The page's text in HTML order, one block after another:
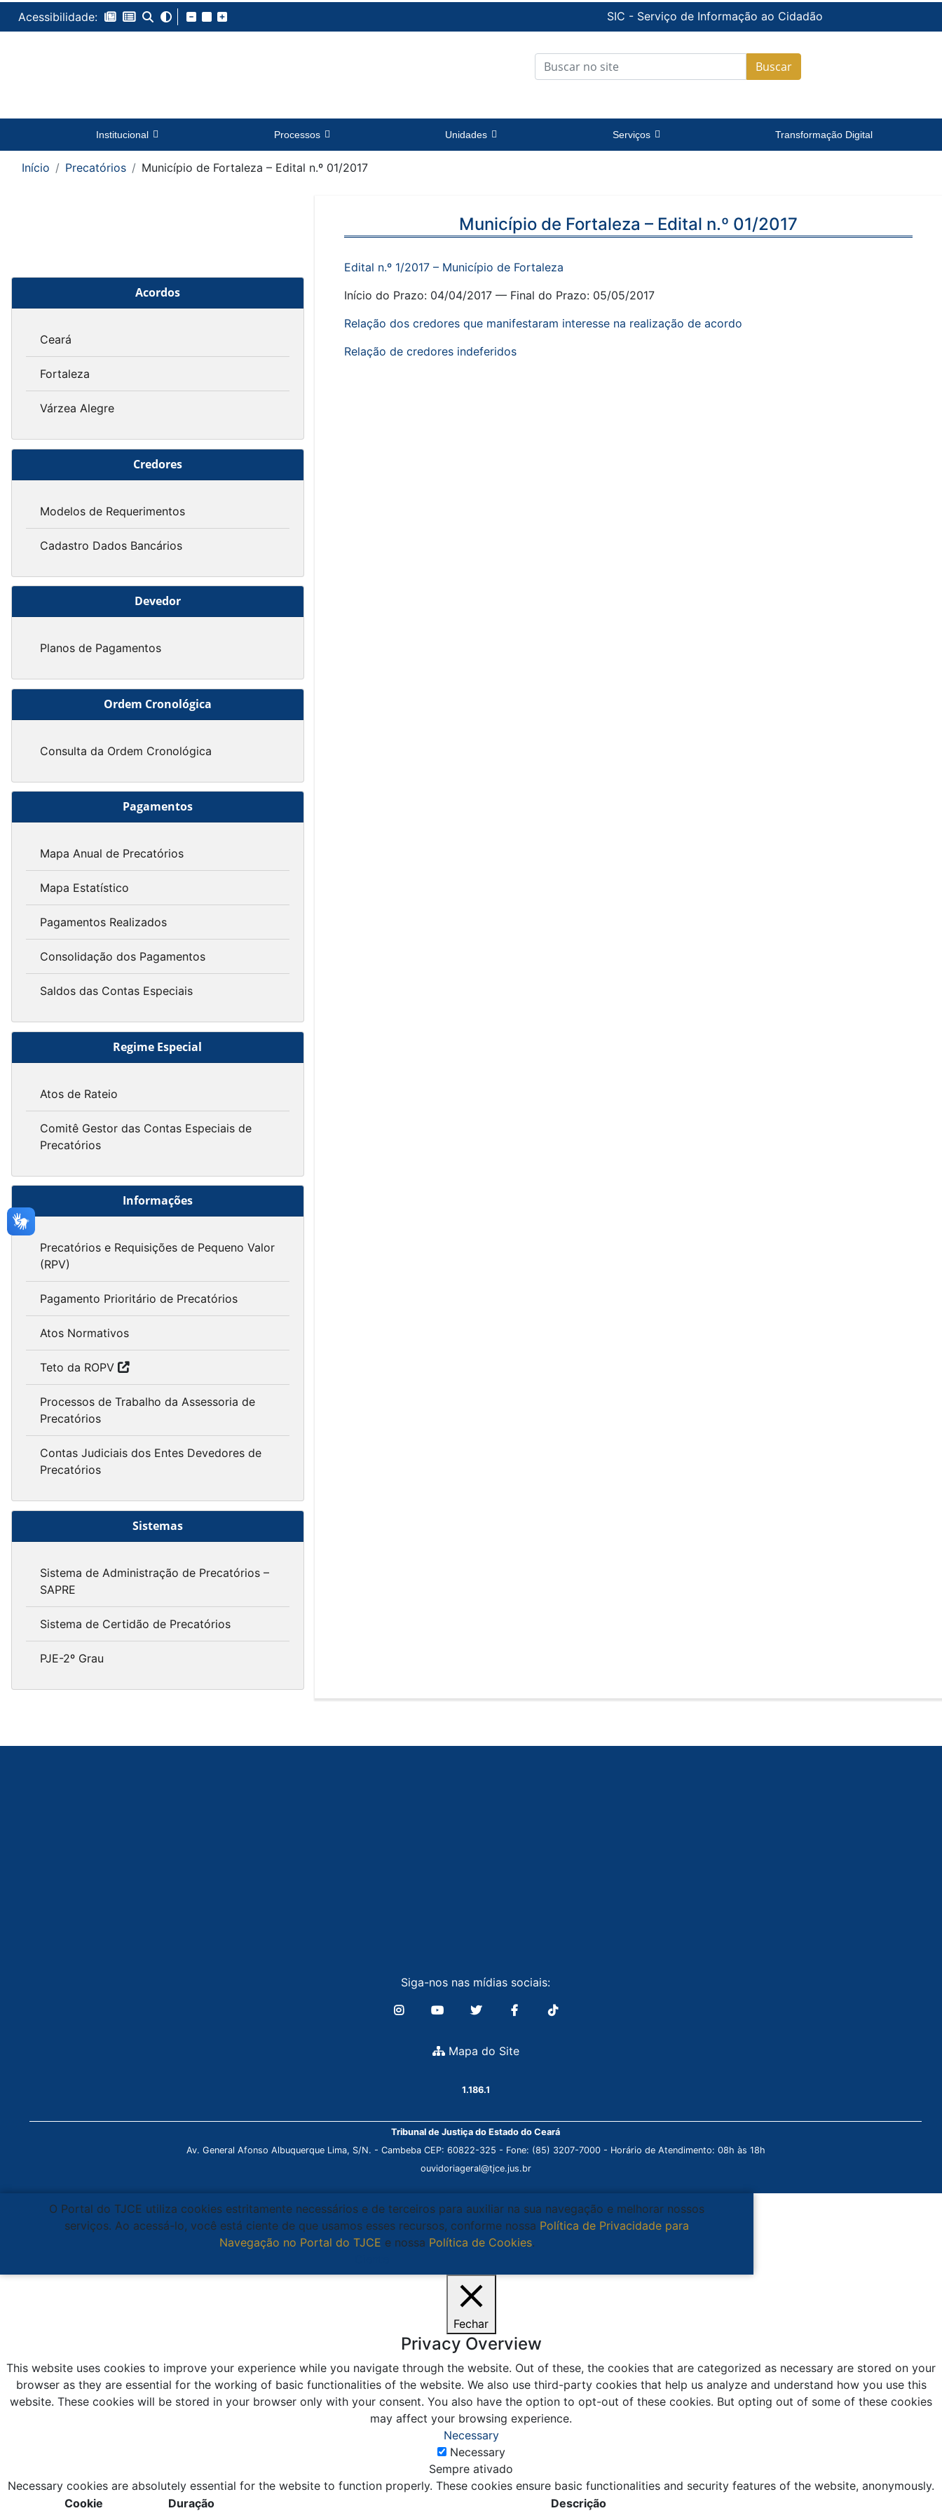
Acessibilidade: SIC - Serviço de Informação ao Cidadão
Buscar
Institucional Processos Unidades Serviços Transformação Digital
Início Precatórios Município de Fortaleza – Edital n.º 01/2017
Acordos
Ceará
Fortaleza
Várzea Alegre
Credores
Modelos de Requerimentos
Cadastro Dados Bancários
Devedor
Planos de Pagamentos
Ordem Cronológica
Consulta da Ordem Cronológica
Pagamentos
Mapa Anual de Precatórios
Mapa Estatístico
Pagamentos Realizados
Consolidação dos Pagamentos
Saldos das Contas Especiais
Regime Especial
Atos de Rateio
Comitê Gestor das Contas Especiais de
Precatórios
Informações
Precatórios e Requisições de Pequeno Valor
(RPV)
Pagamento Prioritário de Precatórios
Atos Normativos
Teto da ROPV
Processos de Trabalho da Assessoria de
Precatórios
Contas Judiciais dos Entes Devedores de
Precatórios
Sistemas
Sistema de Administração de Precatórios –
SAPRE
Sistema de Certidão de Precatórios
PJE-2º Grau
Município de Fortaleza – Edital n.º 01/2017
Edital n.º 1/2017 – Município de Fortaleza
Início do Prazo: 04/04/2017 — Final do Prazo: 05/05/2017
Relação dos credores que manifestaram interesse na realização de acordo
Relação de credores indeferidos
Siga-nos nas mídias sociais:
Mapa do Site
1.186.1
Tribunal de Justiça do Estado do Ceará
Av. General Afonso Albuquerque Lima, S/N. - Cambeba CEP: 60822-325 - Fone: (85) 3207-7000 - Horário de Atendimento: 08h às 18h
ouvidoriageral@tjce.jus.br
O Portal do TJCE utiliza cookies estritamente necessários e de terceiros para auxiliar na sua navegação e melhorar nossos
serviços. Ao acessá-lo, você está ciente de que usamos esses recursos, conforme nossa Política de Privacidade para
Navegação no Portal do TJCE e nossa Política de Cookies.
Fechar
Privacy Overview
This website uses cookies to improve your experience while you navigate through the website. Out of these, the cookies that are categorized as necessary are stored on your
browser as they are essential for the working of basic functionalities of the website. We also use third-party cookies that help us analyze and understand how you use this
website. These cookies will be stored in your browser only with your consent. You also have the option to opt-out of these cookies. But opting out of some of these cookies
may affect your browsing experience.
Necessary
Necessary
Sempre ativado
Necessary cookies are absolutely essential for the website to function properly. These cookies ensure basic functionalities and security features of the website, anonymously.
Cookie
Duração Descrição